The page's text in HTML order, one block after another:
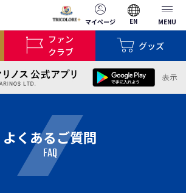
マイページ EN MENU
ファン
クラブ
グッズ
よくあるご質問
FAQ